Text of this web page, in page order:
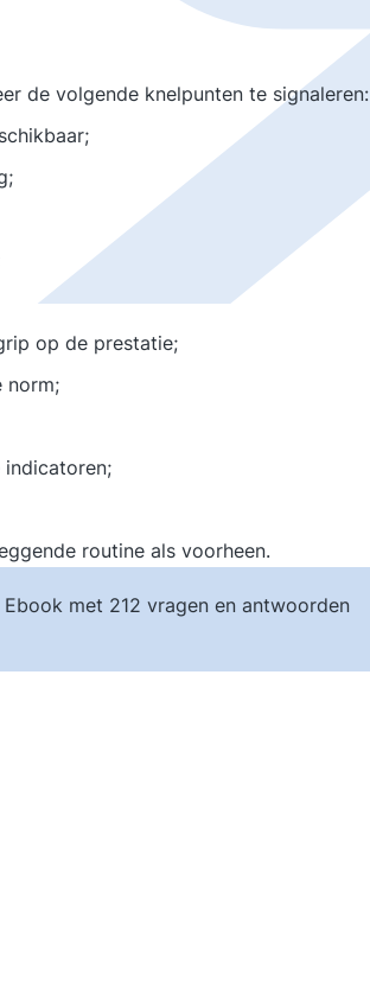
de volgende knelpunten te signaleren:
op de prestatie;
norm;
routine als voorheen.
met 212 vragen en antwoorden